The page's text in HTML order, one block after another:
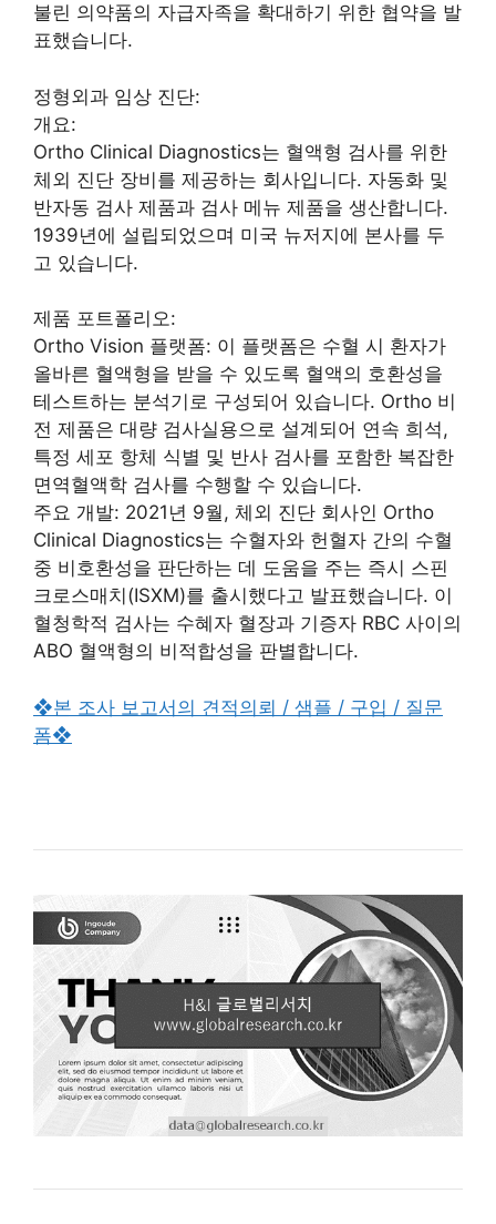
불린 의약품의 자급자족을 확대하기 위한 협약을 발
표했습니다.
정형외과 임상 진단:
개요:
Ortho Clinical Diagnostics는 혈액형 검사를 위한
체외 진단 장비를 제공하는 회사입니다. 자동화 및
반자동 검사 제품과 검사 메뉴 제품을 생산합니다.
1939년에 설립되었으며 미국 뉴저지에 본사를 두
고 있습니다.
제품 포트폴리오:
Ortho Vision 플랫폼: 이 플랫폼은 수혈 시 환자가
올바른 혈액형을 받을 수 있도록 혈액의 호환성을
테스트하는 분석기로 구성되어 있습니다. Ortho 비
전 제품은 대량 검사실용으로 설계되어 연속 희석,
특정 세포 항체 식별 및 반사 검사를 포함한 복잡한
면역혈액학 검사를 수행할 수 있습니다.
주요 개발: 2021년 9월, 체외 진단 회사인 Ortho
Clinical Diagnostics는 수혈자와 헌혈자 간의 수혈
중 비호환성을 판단하는 데 도움을 주는 즉시 스핀
크로스매치(ISXM)를 출시했다고 발표했습니다. 이
혈청학적 검사는 수혜자 혈장과 기증자 RBC 사이의
ABO 혈액형의 비적합성을 판별합니다.
❖본 조사 보고서의 견적의뢰 / 샘플 / 구입 / 질문
폼❖